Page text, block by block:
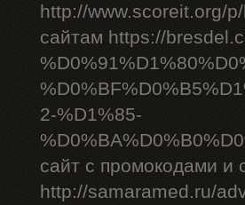
http://www.scoreit.org/
сайтам https://
2-%D1%85-
сайт с промокодами и
http://samaramed.ru/